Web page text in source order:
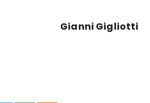
Gianni Gigliotti